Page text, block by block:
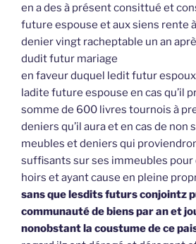
en a des à présent consittué et
future espouse et aux siens rente
denier vingt racheptable un an
dudit futur mariage
en faveur duquel ledit futur
ladite future espouse en cas qu’il
somme de 600 livres tournois à
deniers qu’il aura et en cas de non
meubles et deniers qui
suffisants sur ses immeubles pour
hoirs et ayant cause en pleine
sans que lesdits futurs conjointz
communauté de biens par an et
nonobstant la coustume de ce